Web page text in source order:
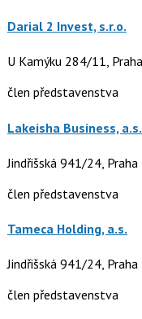
Darial 2 Invest, s.r.o.
U Kamýku 284/11,
člen představenstva
Lakeisha Business, a.s.
Jindřišská 941/24,
člen představenstva
Tameca Holding, a.s.
Jindřišská 941/24,
člen představenstva